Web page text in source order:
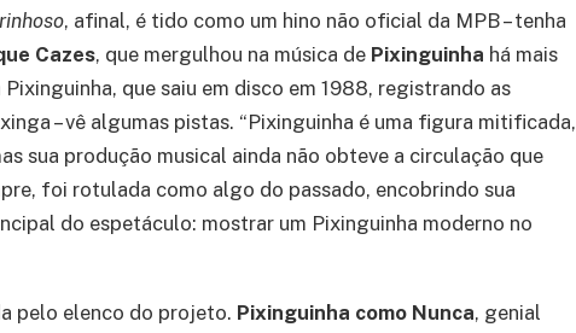
, afinal, é tido como um hino não oficial da MPB – tenha
Cazes, que mergulhou na música de Pixinguinha há mais
que saiu em disco em 1988, registrando as
– vê algumas pistas. “Pixinguinha é uma figura mitificada,
sua produção musical ainda não obteve a circulação que
foi rotulada como algo do passado, encobrindo sua
do espetáculo: mostrar um Pixinguinha moderno no
pelo elenco do projeto. Pixinguinha como Nunca, genial